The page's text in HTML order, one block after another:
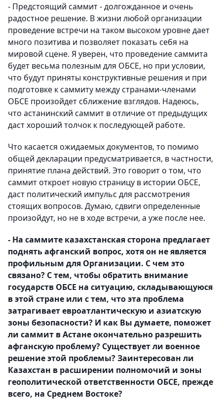
- Предстоящий саммит - долгожданное и очень
радостное решение. В жизни любой организации
проведение встречи на таком высоком уровне дает
много позитива и позволяет показать себя на
мировой сцене. Я уверен, что проведение саммита
будет весьма полезным для ОБСЕ, но при условии,
что будут приняты конструктивные решения и при
подготовке к саммиту между странами-членами
ОБСЕ произойдет сближение взглядов. Надеюсь,
что астанинский саммит в отличие от предыдущих
даст хороший толчок к последующей работе.
Что касается ожидаемых документов, то помимо
общей декларации предусматривается, в частности,
принятие плана действий. Это говорит о том, что
саммит откроет новую страницу в истории ОБСЕ,
даст политический импульс для рассмотрения
стоящих вопросов. Думаю, сдвиги определенные
произойдут, но не в ходе встречи, а уже после нее.
- На саммите казахстанская сторона предлагает
поднять афганский вопрос, хотя он не является
профильным для Организации. С чем это
связано? С тем, чтобы обратить внимание
государств ОБСЕ на ситуацию, складывающуюся
в этой стране или с тем, что эта проблема
затрагивает евроатлантическую и азиатскую
зоны безопасности? И как Вы думаете, поможет
ли саммит в Астане окончательно разрешить
афганскую проблему? Существует ли военное
решение этой проблемы?Заинтересован ли
Казахстан в расширении полномочий и зоны
геополитической ответственности ОБСЕ, прежде
всего, на Среднем Востоке?